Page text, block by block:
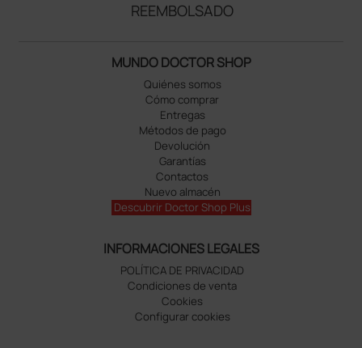
REEMBOLSADO
MUNDO DOCTOR SHOP
Quiénes somos
Cómo comprar
Entregas
Métodos de pago
Devolución
Garantías
Contactos
Nuevo almacén
Descubrir Doctor Shop Plus
INFORMACIONES LEGALES
POLÍTICA DE PRIVACIDAD
Condiciones de venta
Cookies
Configurar cookies